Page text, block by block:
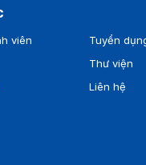
viên
Tuyển
Thư viện
Liên hệ